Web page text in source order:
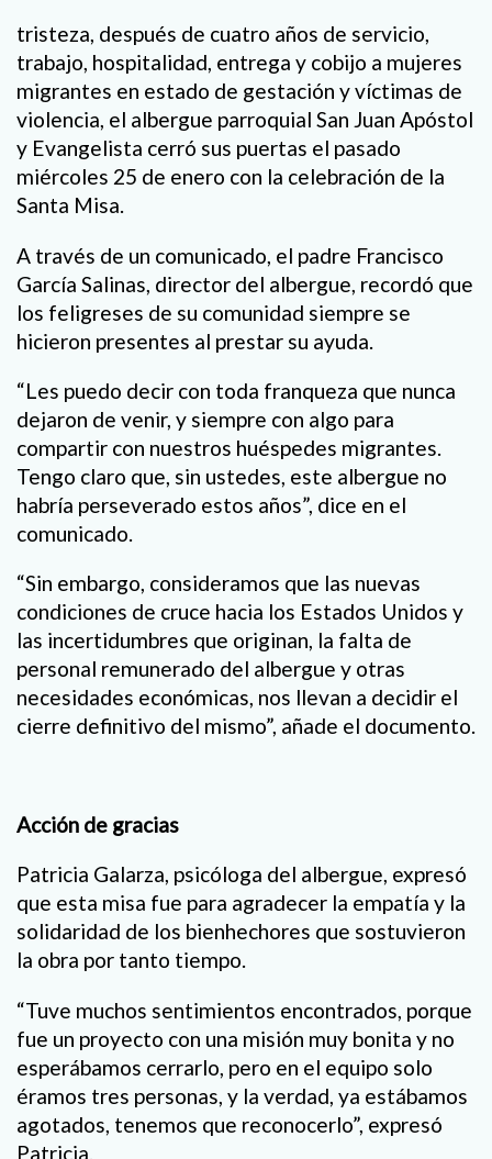
tristeza, después de cuatro años de servicio,
trabajo, hospitalidad, entrega y cobijo a mujeres
migrantes en estado de gestación y víctimas de
violencia, el albergue parroquial San Juan Apóstol
y Evangelista cerró sus puertas el pasado
miércoles 25 de enero con la celebración de la
Santa Misa.
A través de un comunicado, el padre Francisco
García Salinas, director del albergue, recordó que
los feligreses de su comunidad siempre se
hicieron presentes al prestar su ayuda.
“Les puedo decir con toda franqueza que nunca
dejaron de venir, y siempre con algo para
compartir con nuestros huéspedes migrantes.
Tengo claro que, sin ustedes, este albergue no
habría perseverado estos años”, dice en el
comunicado.
“Sin embargo, consideramos que las nuevas
condiciones de cruce hacia los Estados Unidos y
las incertidumbres que originan, la falta de
personal remunerado del albergue y otras
necesidades económicas, nos llevan a decidir el
cierre definitivo del mismo”, añade el documento.
Acción de gracias
Patricia Galarza, psicóloga del albergue, expresó
que esta misa fue para agradecer la empatía y la
solidaridad de los bienhechores que sostuvieron
la obra por tanto tiempo.
“Tuve muchos sentimientos encontrados, porque
fue un proyecto con una misión muy bonita y no
esperábamos cerrarlo, pero en el equipo solo
éramos tres personas, y la verdad, ya estábamos
agotados, tenemos que reconocerlo”, expresó
Patricia.